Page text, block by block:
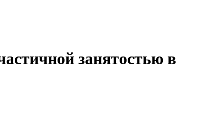
занятостью в